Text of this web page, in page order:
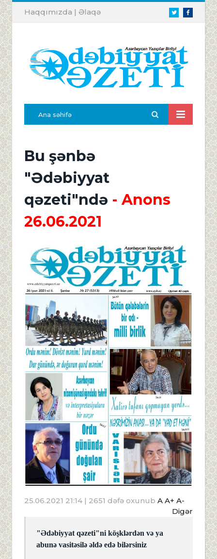
TwitterFacebook
Haqqımızda | Əlaqə
Ana səhifə
Bu şənbə
"Ədəbiyyat
qəzeti"ndə - Anons
26.06.2021
25.06.2021 21:14 | 2651 dəfə oxunub A A+ A-
Digər
"Ədəbiyyat qəzeti"ni köşklərdən və ya
abunə vasitəsilə əldə edə bilərsiniz